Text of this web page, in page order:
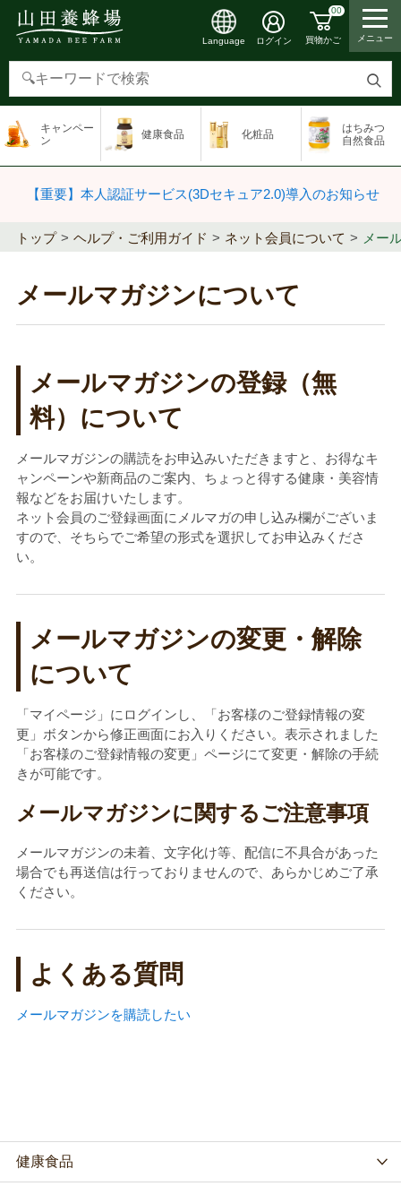
検
す
Language ログイン
00
買物かご メニュー
キャンペー
ン
健康食品 化粧品
はちみつ
自然食品
【重要】本人認証サービス(3Dセキュア2.0)導入のお知らせ
トップ ヘルプ・ご利用ガイド ネット会員について メー
メールマガジンについて
メールマガジンの登録（無
料）について
メールマガジンの購読をお申込みいただきますと、お得なキ
ャンペーンや新商品のご案内、ちょっと得する健康・美容情
報などをお届けいたします。
ネット会員のご登録画面にメルマガの申し込み欄がございま
すので、そちらでご希望の形式を選択してお申込みくださ
い。
メールマガジンの変更・解除
について
「マイページ」にログインし、「お客様のご登録情報の変
更」ボタンから修正画面にお入りください。表示されました
「お客様のご登録情報の変更」ページにて変更・解除の手続
きが可能です。
メールマガジンに関するご注意事項
メールマガジンの未着、文字化け等、配信に不具合があった
場合でも再送信は行っておりませんので、あらかじめご了承
ください。
よくある質問
メールマガジンを購読したい
健康食品